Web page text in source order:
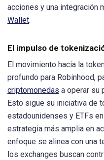
acciones y una integración
Wallet.
El impulso de
El movimiento hacia la
profundo para Robinhood,
criptomonedas a operar su
Esto sigue su iniciativa de
estadounidenses y ETFs
estrategia más amplia en
enfoque se alinea con una
los exchanges buscan